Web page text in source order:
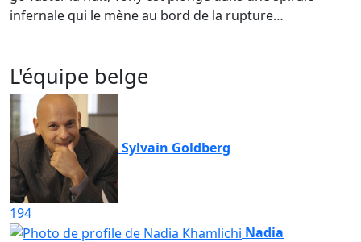
infernale qui le mène au bord de la rupture…
L'équipe belge
Sylvain Goldberg
194
Nadia